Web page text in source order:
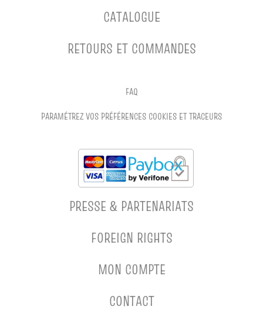
CATALOGUE
RETOURS ET COMMANDES
FAQ
PARAMÉTREZ VOS PRÉFÉRENCES COOKIES ET TRACEURS
PRESSE & PARTENARIATS
FOREIGN RIGHTS
MON COMPTE
CONTACT